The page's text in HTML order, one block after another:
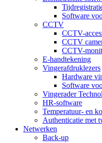
Software
CCTV
CCTV-
CCTV
CCTV-
E-handtekening
Vingerafdruklezers
Hardware
Software
Vingerader
HR-software
Temperatuur- en
Authenticatie met
Netwerken
Back-up